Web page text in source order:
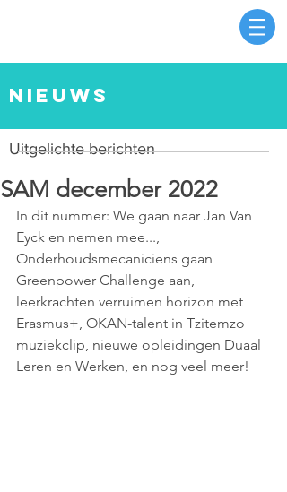
nieuws
Uitgelichte berichten
SAM december 2022
In dit nummer: We gaan naar Jan Van
Eyck en nemen mee...,
Onderhoudsmecaniciens gaan
Greenpower Challenge aan,
leerkrachten verruimen horizon met
Erasmus+, OKAN-talent in Tzitemzo
muziekclip, nieuwe opleidingen Duaal
Leren en Werken, en nog veel meer!